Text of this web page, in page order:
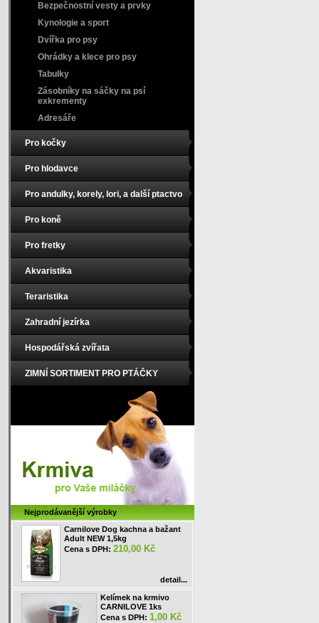
Bezpečnostní vesty a prvky
Kynologie a sport
Dvířka pro psy
Ohrádky a klece pro psy
Tabulky
Zásobníky na sáčky na psí
exkrementy
Adresáře
Pro kočky
Pro hlodavce
Pro andulky, korely, lori, a další ptactvo
Pro koně
Pro fretky
Akvaristika
Teraristika
Zahradní jezírka
Hospodářská zvířata
ZIMNÍ SORTIMENT PRO PTÁČKY
Nejprodávanější výrobky
Carnilove Dog kachna a bažant
Adult NEW 1,5kg
Cena s DPH: 210,00 Kč
detail...
Kelímek na krmivo
CARNILOVE 1ks
Cena s DPH: 1,00 Kč